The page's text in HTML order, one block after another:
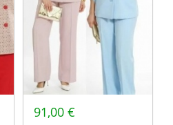
91,00 €